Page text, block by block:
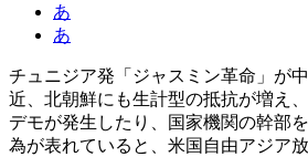
あ
あ
チュニジア発「ジャスミン革命」が
近、北朝鮮にも生計型の抵抗が増え
デモが発生したり、国家機関の幹部
為が表れていると、米国自由アジア